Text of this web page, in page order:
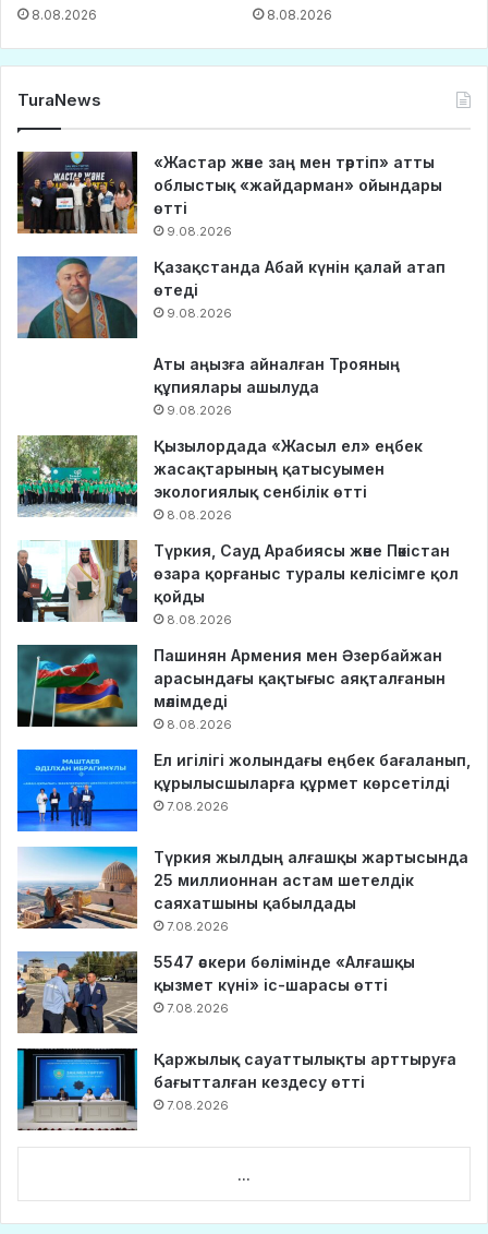
8.08.2026 8.08.2026
TuraNews
«Жастар және заң мен тәртіп» атты
облыстық «жайдарман» ойындары
өтті
9.08.2026
Қазақстанда Абай күнін қалай атап
өтеді
9.08.2026
Аты аңызға айналған Трояның
құпиялары ашылуда
9.08.2026
Қызылордада «Жасыл ел» еңбек
жасақтарының қатысуымен
экологиялық сенбілік өтті
8.08.2026
Түркия, Сауд Арабиясы және Пәкістан
өзара қорғаныс туралы келісімге қол
қойды
8.08.2026
Пашинян Армения мен Әзербайжан
арасындағы қақтығыс аяқталғанын
мәлімдеді
8.08.2026
Ел игілігі жолындағы еңбек бағаланып,
құрылысшыларға құрмет көрсетілді
7.08.2026
Түркия жылдың алғашқы жартысында
25 миллионнан астам шетелдік
саяхатшыны қабылдады
7.08.2026
5547 әскери бөлімінде «Алғашқы
қызмет күні» іс-шарасы өтті
7.08.2026
Қаржылық сауаттылықты арттыруға
бағытталған кездесу өтті
7.08.2026
...